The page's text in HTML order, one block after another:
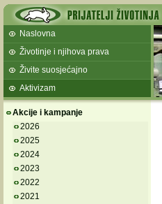
Naslovna
Životinje i njihova prava
Živite suosjećajno
Aktivizam
Akcije i kampanje
2026
2025
2024
2023
2022
2021